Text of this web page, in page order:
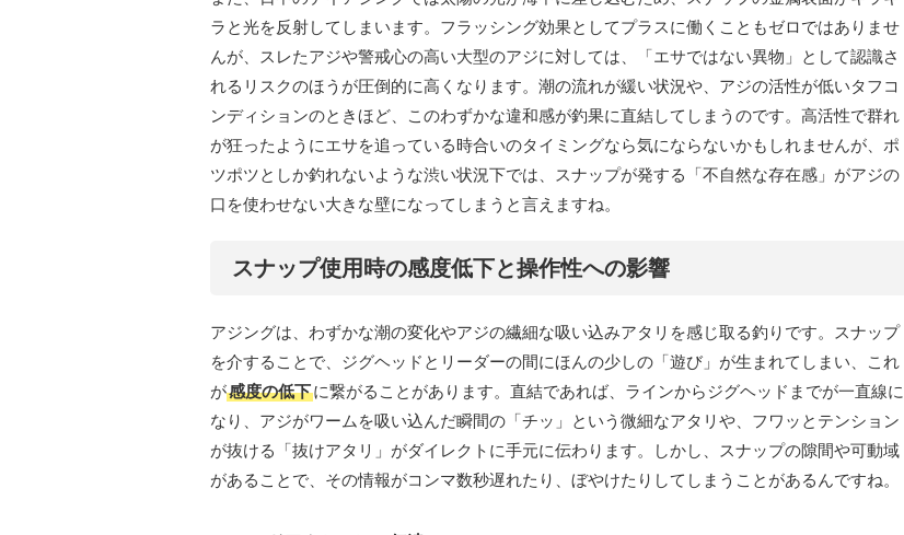
ラと光を反射してしまいます。フラッシング効果としてプラスに働くこともゼロではありませ
んが、スレたアジや警戒心の高い大型のアジに対しては、「エサではない異物」として認識さ
れるリスクのほうが圧倒的に高くなります。潮の流れが緩い状況や、アジの活性が低いタフコ
ンディションのときほど、このわずかな違和感が釣果に直結してしまうのです。高活性で群れ
が狂ったようにエサを追っている時合いのタイミングなら気にならないかもしれませんが、ポ
ツポツとしか釣れないような渋い状況下では、スナップが発する「不自然な存在感」がアジの
口を使わせない大きな壁になってしまうと言えますね。
スナップ使用時の感度低下と操作性への影響
アジングは、わずかな潮の変化やアジの繊細な吸い込みアタリを感じ取る釣りです。スナップ
を介することで、ジグヘッドとリーダーの間にほんの少しの「遊び」が生まれてしまい、これ
が感度の低下に繋がることがあります。直結であれば、ラインからジグヘッドまでが一直線に
なり、アジがワームを吸い込んだ瞬間の「チッ」という微細なアタリや、フワッとテンション
が抜ける「抜けアタリ」がダイレクトに手元に伝わります。しかし、スナップの隙間や可動域
があることで、その情報がコンマ数秒遅れたり、ぼやけたりしてしまうことがあるんですね。